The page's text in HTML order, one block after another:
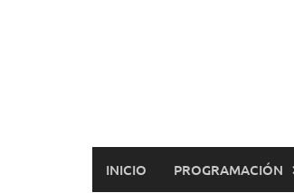
INICIO PROGRAMACIÓN